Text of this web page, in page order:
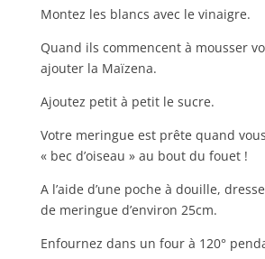
Montez les blancs avec le vinaigre.
Quand ils commencent à mousser
ajouter la Maïzena.
Ajoutez petit à petit le sucre.
Votre meringue est prête quand
« bec d’oiseau » au bout du fouet !
A l’aide d’une poche à douille,
de meringue d’environ 25cm.
Enfournez dans un four à 120°